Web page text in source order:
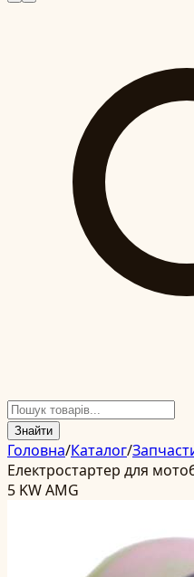
Знайти
Головна/Каталог/
Електростартер для
5 KW AMG